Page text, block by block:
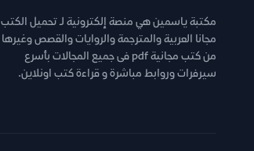
مكتبة ياسمين هي منصة إلكترونية لـ تحميل الكتب
مجانا العربية والمترجمة والروايات والقصص وغيرها
من كتب مجانية pdf فى جميع المجالات بأسرع
سيرفرات وروابط مباشرة و قراءة كتب اونلاين.